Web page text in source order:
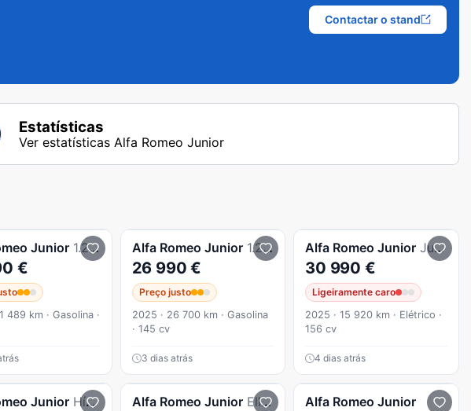
Contactar o stand
Estatísticas
Ver estatísticas Alfa Romeo Junior
Junior 1.2 Intensa eDCT6
€
489 km · Gasolina ·
Alfa Romeo Junior 1.2 Speciale eDCT6
26 990 €
Preço justo
2025 · 26 700 km · Gasolina
· 145 cv
3 dias atrás
Alfa Romeo Junior Junior 54 kWh Speciale
30 990 €
Ligeiramente caro
2025 · 15 920 km · Elétrico ·
156 cv
4 dias atrás
Junior Híbrido 1.2l 145CV (107KW) eDCT6 Alfa Romeo Junior Elletrica 50 kWh Alfa Romeo Junior